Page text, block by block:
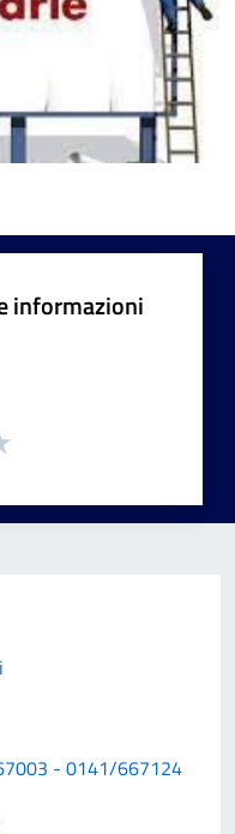
informazioni
- 0141/667124